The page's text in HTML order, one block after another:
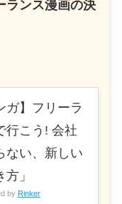
ランス漫画の決
ガ】フリーラ
行こう! 会社
ない、新しい
方」
by Rinker